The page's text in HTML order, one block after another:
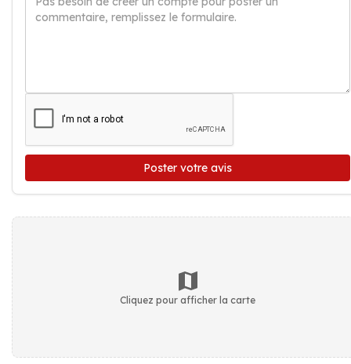
Poster votre avis
Cliquez pour afficher la carte